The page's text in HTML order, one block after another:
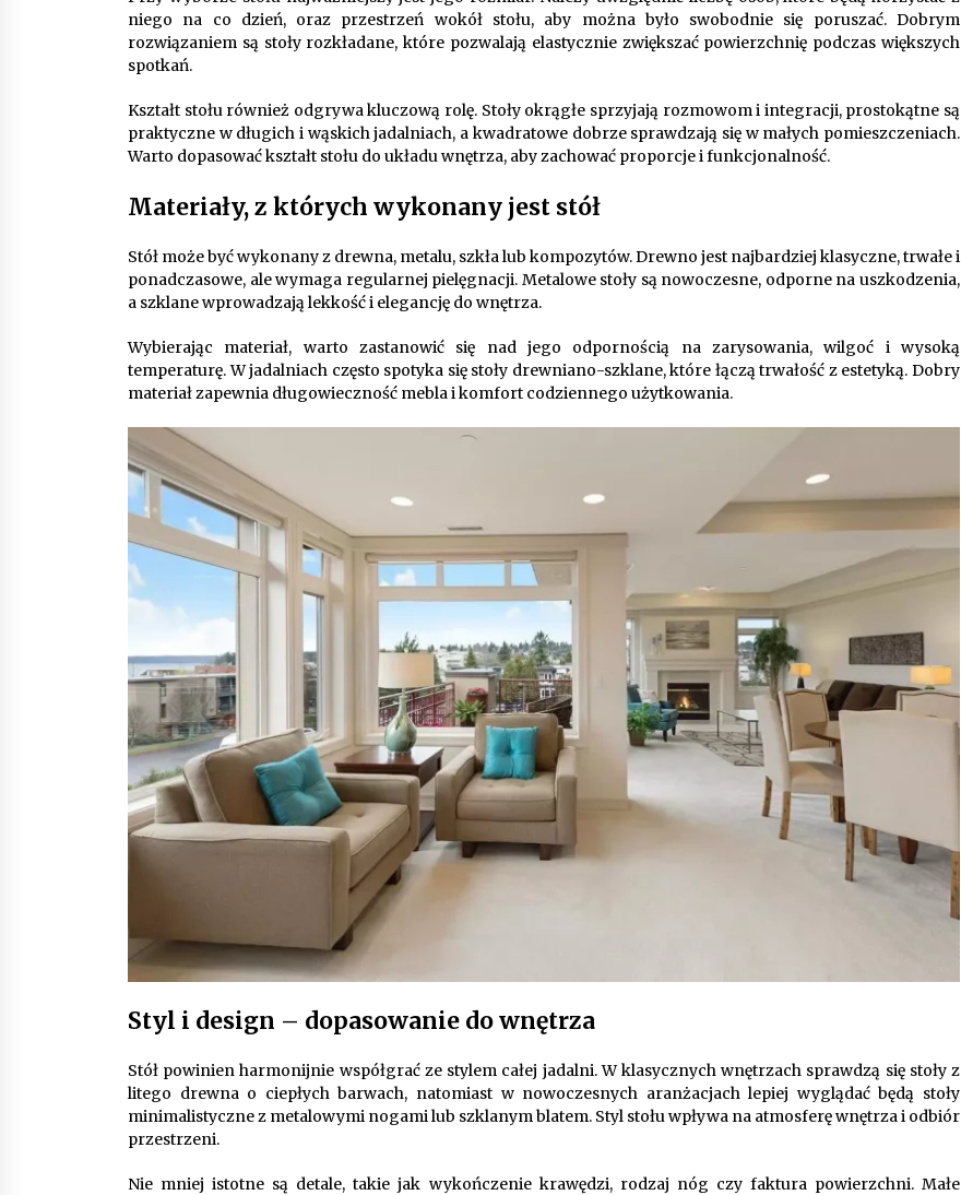
niego na co dzień, oraz przestrzeń wokół stołu, aby można było swobodnie się poruszać. Dobrym
rozwiązaniem są stoły rozkładane, które pozwalają elastycznie zwiększać powierzchnię podczas większych
spotkań.
Kształt stołu również odgrywa kluczową rolę. Stoły okrągłe sprzyjają rozmowom i integracji, prostokątne są
praktyczne w długich i wąskich jadalniach, a kwadratowe dobrze sprawdzają się w małych pomieszczeniach.
Warto dopasować kształt stołu do układu wnętrza, aby zachować proporcje i funkcjonalność.
Materiały, z których wykonany jest stół
Stół może być wykonany z drewna, metalu, szkła lub kompozytów. Drewno jest najbardziej klasyczne, trwałe i
ponadczasowe, ale wymaga regularnej pielęgnacji. Metalowe stoły są nowoczesne, odporne na uszkodzenia,
a szklane wprowadzają lekkość i elegancję do wnętrza.
Wybierając materiał, warto zastanowić się nad jego odpornością na zarysowania, wilgoć i wysoką
temperaturę. W jadalniach często spotyka się stoły drewniano-szklane, które łączą trwałość z estetyką. Dobry
materiał zapewnia długowieczność mebla i komfort codziennego użytkowania.
Styl i design – dopasowanie do wnętrza
Stół powinien harmonijnie współgrać ze stylem całej jadalni. W klasycznych wnętrzach sprawdzą się stoły z
litego drewna o ciepłych barwach, natomiast w nowoczesnych aranżacjach lepiej wyglądać będą stoły
minimalistyczne z metalowymi nogami lub szklanym blatem. Styl stołu wpływa na atmosferę wnętrza i odbiór
przestrzeni.
Nie mniej istotne są detale, takie jak wykończenie krawędzi, rodzaj nóg czy faktura powierzchni. Małe